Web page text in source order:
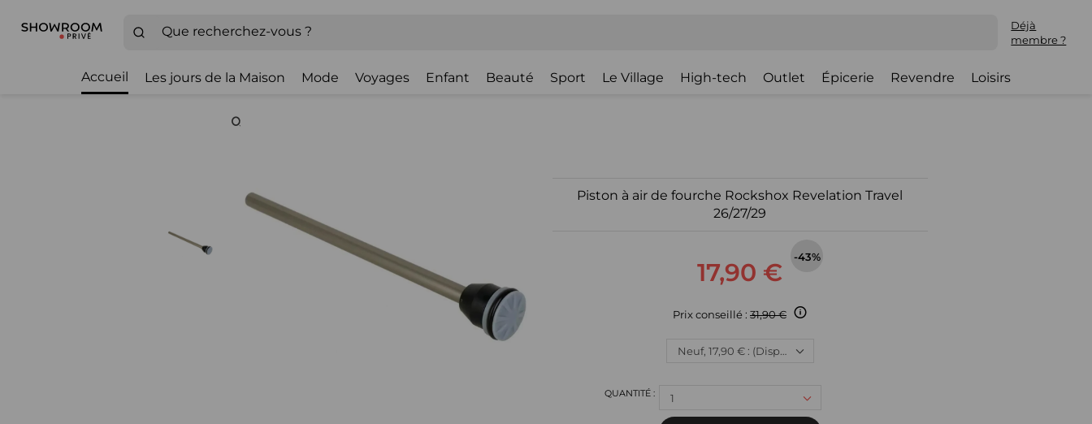
Déjà
membre ?
Accueil Les jours de la Maison Mode Voyages Enfant Beauté Sport Le Village High-tech Outlet Épicerie Revendre Loisirs
Piston à air de fourche Rockshox Revelation Travel
26/27/29
17,90 €
-43%
Prix conseillé : 31,90 €
Neuf, 17,90 € : (Disponible)
1